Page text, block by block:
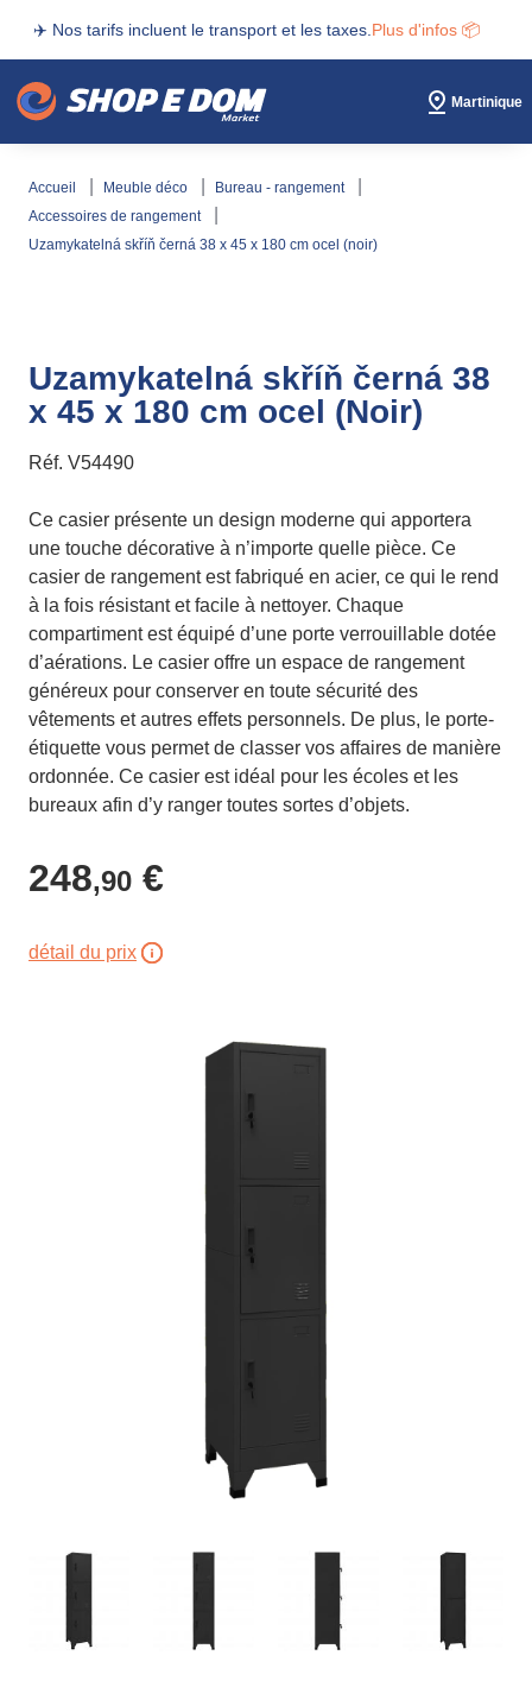
✈️ Nos tarifs incluent le transport et les taxes. Plus d'infos 📦
Martinique
accueil meuble déco
bureau - rangement
accessoires de rangement
uzamykatelná skříň černá 38 x 45 x 180 cm ocel (noir)
Uzamykatelná skříň černá 38
x 45 x 180 cm ocel (Noir)
Réf. V54490
Ce casier présente un design moderne qui apportera
une touche décorative à n’importe quelle pièce. Ce
casier de rangement est fabriqué en acier, ce qui le rend
à la fois résistant et facile à nettoyer. Chaque
compartiment est équipé d’une porte verrouillable dotée
d’aérations. Le casier offre un espace de rangement
généreux pour conserver en toute sécurité des
vêtements et autres effets personnels. De plus, le porte-
étiquette vous permet de classer vos affaires de manière
ordonnée. Ce casier est idéal pour les écoles et les
bureaux afin d’y ranger toutes sortes d’objets.
248,90 €
détail du prix